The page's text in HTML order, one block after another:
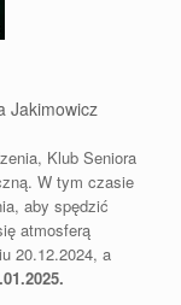
Jakimowicz
Klub Seniora
W tym czasie
aby spędzić
atmosferą
20.12.2024, a